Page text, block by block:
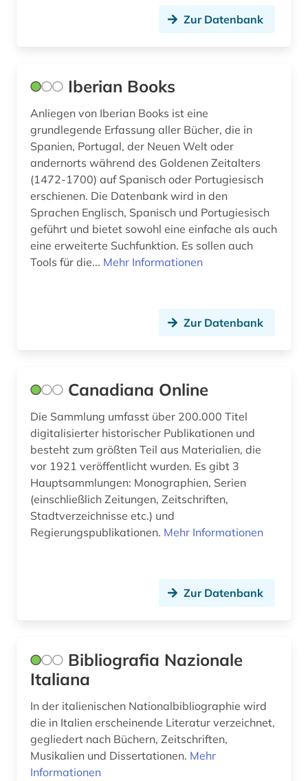
märchen (1)
nationalbibliografie (3)
naturwissenschaft (2)
naturwissenschaft und technik
&lt;unterrichtsfach&gt; (1)
naturwissenschaften (4)
naval kishore press (1)
oper (1)
orientalistik (2)
ortsname (2)
paris (1)
persien (1)
persisch (1)
philologie (1)
physik (1)
politik (2)
politologie (1)
polnisch (3)
Zur Datenbank
Iberian Books
Anliegen von Iberian Books ist eine
grundlegende Erfassung aller Bücher, die in
Spanien, Portugal, der Neuen Welt oder
andernorts während des Goldenen Zeitalters
(1472-1700) auf Spanisch oder Portugiesisch
erschienen. Die Datenbank wird in den
Sprachen Englisch, Spanisch und Portugiesisch
geführt und bietet sowohl eine einfache als auch
eine erweiterte Suchfunktion. Es sollen auch
Tools für die... Mehr Informationen
Zur Datenbank
Canadiana Online
Die Sammlung umfasst über 200.000 Titel
digitalisierter historischer Publikationen und
besteht zum größten Teil aus Materialien, die
vor 1921 veröffentlicht wurden. Es gibt 3
Hauptsammlungen: Monographien, Serien
(einschließlich Zeitungen, Zeitschriften,
Stadtverzeichnisse etc.) und
Regierungspublikationen. Mehr Informationen
Zur Datenbank
Bibliografia Nazionale
Italiana
In der italienischen Nationalbibliographie wird
die in Italien erscheinende Literatur verzeichnet,
gegliedert nach Büchern, Zeitschriften,
Musikalien und Dissertationen. Mehr
Informationen